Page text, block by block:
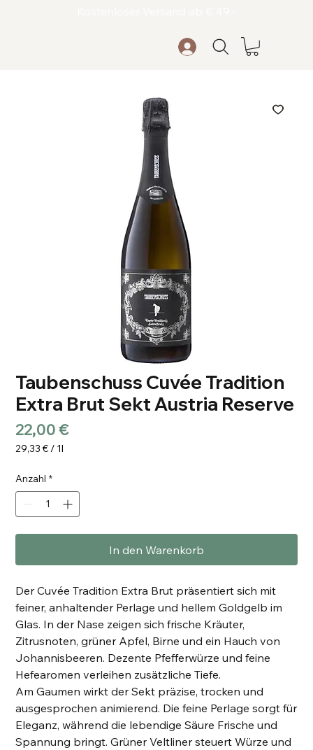
Taubenschuss Cuvée Tradition
Extra Brut Sekt Austria Reserve
22,00 €Preis
29,33 € / 1l
pro
1
Anzahl *
In den Warenkorb
Der Cuvée Tradition Extra Brut präsentiert sich mit
feiner, anhaltender Perlage und hellem Goldgelb im
Glas. In der Nase zeigen sich frische Kräuter,
Zitrusnoten, grüner Apfel, Birne und ein Hauch von
Johannisbeeren. Dezente Pfefferwürze und feine
Hefearomen verleihen zusätzliche Tiefe.
Am Gaumen wirkt der Sekt präzise, trocken und
ausgesprochen animierend. Die feine Perlage sorgt für
Eleganz, während die lebendige Säure Frische und
Spannung bringt. Grüner Veltliner steuert Würze und